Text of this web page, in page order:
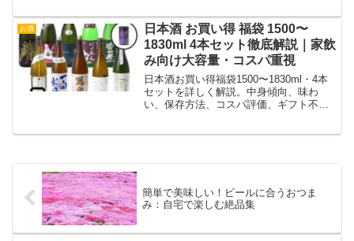
お酒
日本酒 お買い得 福袋 1500〜
1830ml 4本セット徹底解説｜家飲
み向け大容量・コスパ重視
日本酒お買い得福袋1500〜1830ml・4本
セットを詳しく解説。中身傾向、味わ
い、保存方法、コスパ評価、ギフト不可
簡単で美味しい！ビールに合うおつま
み：自宅で楽しむ絶品集